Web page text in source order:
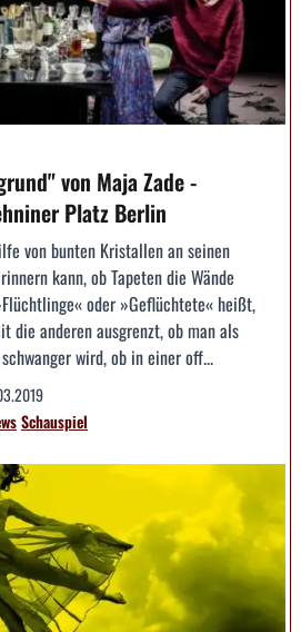
von Maja Zade -
Platz Berlin
von bunten Kristallen an seinen
kann, ob Tapeten die Wände
oder »Geflüchtete« heißt,
die anderen ausgrenzt, ob man als
wird, ob in einer off...
Schauspiel